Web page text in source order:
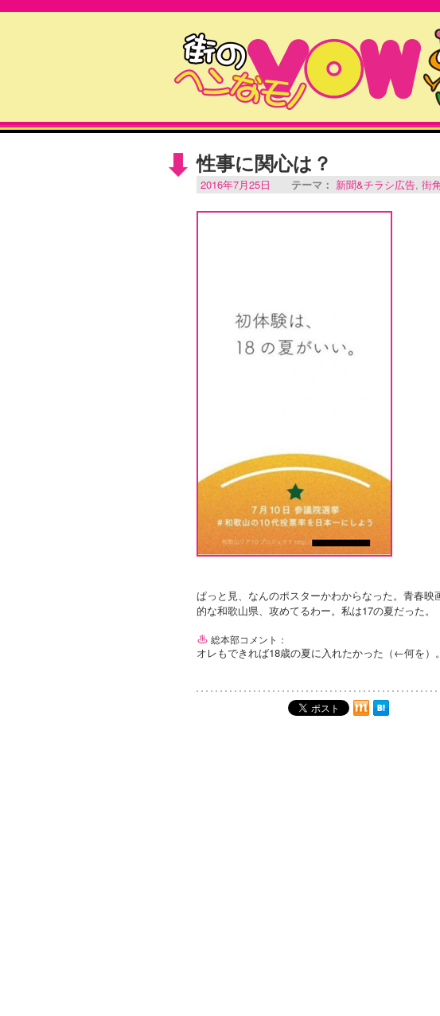
性事に関心は？
2016年7月25日 テーマ： 新聞&チラシ広告, 街
ぱっと見、なんのポスターかわからなった。青春
的な和歌山県、攻めてるわー。私は17の夏だった。
総本部コメント：
オレもできれば18歳の夏に入れたかった（←何を）。